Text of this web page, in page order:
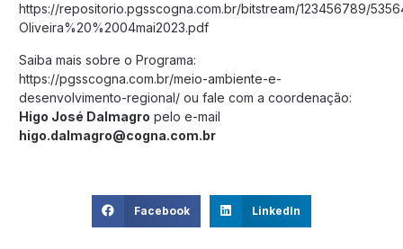
https://repositorio.pgsscogna.com.br/bitstream/123456789/
Oliveira%20%2004mai2023.pdf
Saiba mais sobre o Programa:
https://pgsscogna.com.br/meio-ambiente-e-
desenvolvimento-regional/ ou fale com a coordenação:
Higo José Dalmagro pelo e-mail
higo.dalmagro@cogna.com.br
Facebook LinkedIn